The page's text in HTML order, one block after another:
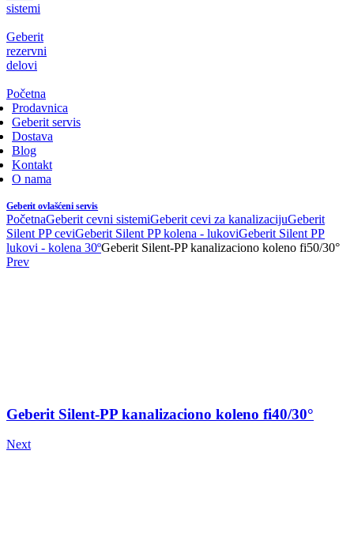
sistemi
Geberit
rezervni
delovi
Početna
Prodavnica
Geberit servis
Dostava
Blog
Kontakt
O nama
Geberit ovlašćeni servis
PočetnaGeberit cevni sistemiGeberit cevi za kanalizacijuGeberit
Silent PP ceviGeberit Silent PP kolena - lukoviGeberit Silent PP
lukovi - kolena 30ºGeberit Silent-PP kanalizaciono koleno fi50/30°
Prev
Geberit Silent-PP kanalizaciono koleno fi40/30°
Next